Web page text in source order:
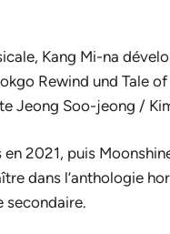
Kang Mi-na
Rewind und Tale
Jeong Soo-jeong /
en 2021, puis
dans l’anthologie
secondaire.